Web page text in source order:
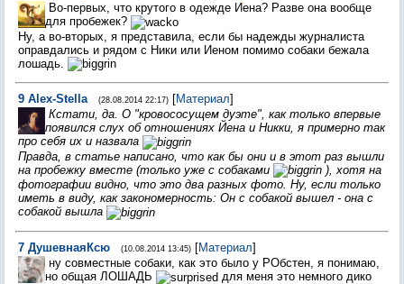
Во-первых, что крутого в одежде Иена? Разве она вообще
для пробежек?
Ну, а во-вторых, я представила, если бы надежды журналиста
оправдались и рядом с Ники или Иеном помимо собаки бежала
лошадь.
9 Alex-Stella (28.08.2014 22:17) [Материал]
Кстати, да. О "кровососущем дуэте", как только впервые
появился слух об отношениях Йена и Никки, я примерно так
про себя их и назвала
Правда, в статье написано, что как бы они и в этот раз вышли
на пробежку вместе (только уже с собаками
), хотя на
фотографии видно, что это два разных фото. Ну, если только
иметь в виду, как закономерность: Он с собакой вышел - она с
собакой вышла
7 ДушевнаяКсю (10.08.2014 13:45) [Материал]
ну совместные собаки, как это было у РОбстен, я понимаю,
но общая ЛОШАДЬ
для меня это немного дико